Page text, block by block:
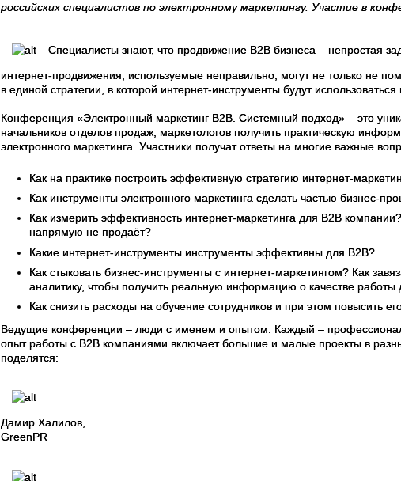
российских специалистов по электронному маркетингу. Участие в
Специалисты знают, что продвижение В2В бизнеса – непростая
интернет-продвижения, используемые неправильно, могут не только не
в единой стратегии, в которой интернет-инструменты будут
Конференция «Электронный маркетинг В2В. Системный подход» – это
начальников отделов продаж, маркетологов получить практическую
электронного маркетинга. Участники получат ответы на многие важные
Как на практике построить эффективную стратегию интернет-
Как инструменты электронного маркетинга сделать частью бизнес-
Как измерить эффективность интернет-маркетинга для B2B
напрямую не продаёт?
Какие интернет-инструменты инструменты эффективны для В2В?
Как стыковать бизнес-инструменты с интернет-маркетингом? Как
аналитику, чтобы получить реальную информацию о качестве
Как снизить расходы на обучение сотрудников и при этом повысить
Ведущие конференции – люди с именем и опытом. Каждый –
опыт работы с В2В компаниями включает большие и малые проекты в
поделятся:
Дамир Халилов,
GreenPR